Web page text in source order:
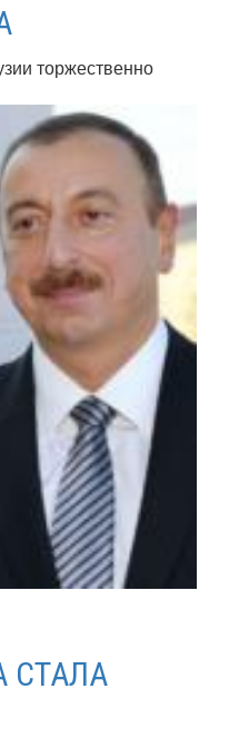
торжественно
СТАЛА